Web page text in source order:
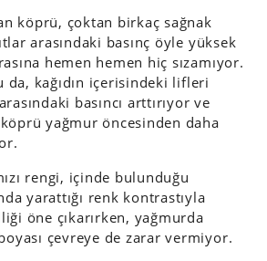
köprü, çoktan birkaç sağnak
arasındaki basınç öyle yüksek
hemen hemen hiç sızamıyor.
da, kağıdın içerisindeki lifleri
basıncı arttırıyor ve
yağmur öncesinden daha
rengi, içinde bulunduğu
yarattığı renk kontrastıyla
öne çıkarırken, yağmurda
çevreye de zarar vermiyor.